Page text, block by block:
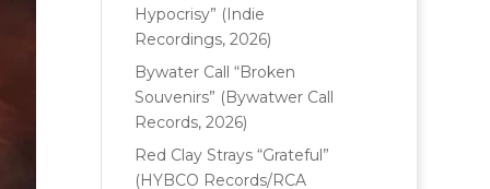
Hypocrisy” (Indie
Recordings, 2026)
Bywater Call “Broken
Souvenirs” (Bywatwer Call
Records, 2026)
Red Clay Strays “Grateful”
(HYBCO Records/RCA